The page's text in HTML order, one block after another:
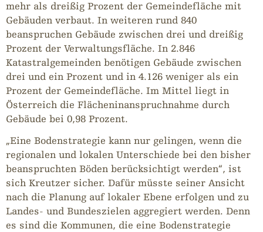
mehr als dreißig Prozent der Gemeindefläche mit
Gebäuden verbaut. In weiteren rund 840
beanspruchen Gebäude zwischen drei und dreißig
Prozent der Verwaltungsfläche. In 2.846
Katastralgemeinden benötigen Gebäude zwischen
drei und ein Prozent und in 4.126 weniger als ein
Prozent der Gemeindefläche. Im Mittel liegt in
Österreich die Flächeninanspruchnahme durch
Gebäude bei 0,98 Prozent.
„Eine Bodenstrategie kann nur gelingen, wenn die
regionalen und lokalen Unterschiede bei den bisher
beanspruchten Böden berücksichtigt werden“, ist
sich Kreutzer sicher. Dafür müsste seiner Ansicht
nach die Planung auf lokaler Ebene erfolgen und zu
Landes- und Bundeszielen aggregiert werden. Denn
es sind die Kommunen, die eine Bodenstrategie